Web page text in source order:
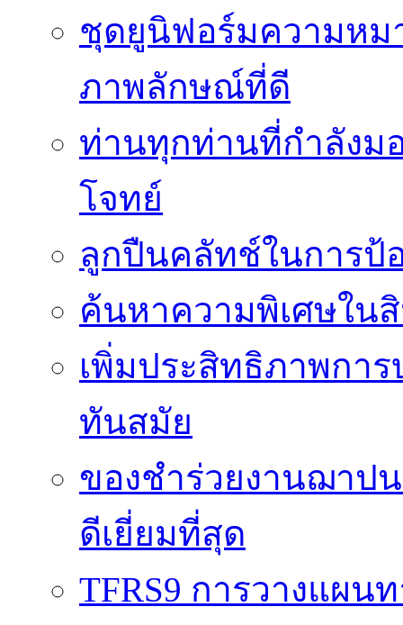
ชุดยูนิฟอร์มความหม
ภาพลักษณ์ที่ดี
ท่านทุกท่านที่กำลังม
โจทย์
ลูกปืนคลัทช์ในการป้
ค้นหาความพิเศษใน
เพิ่มประสิทธิภาพกา
ทันสมัย
ของชำร่วยงานฌาป
ดีเยี่ยมที่สุด
TFRS9 การวางแผน